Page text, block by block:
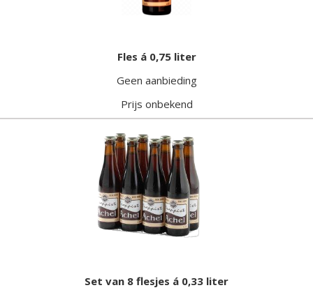
Fles á 0,75 liter
Geen aanbieding
Prijs onbekend
Set van 8 flesjes á 0,33 liter